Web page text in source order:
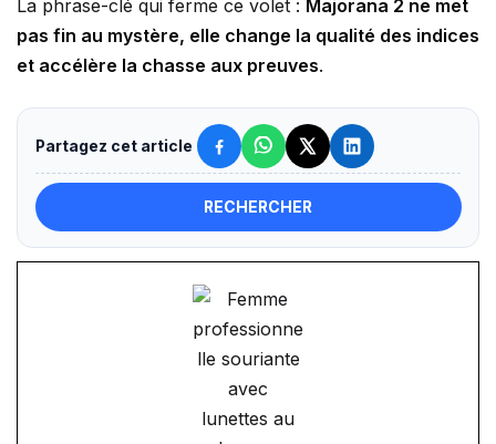
La phrase-clé qui ferme ce volet : Majorana 2 ne met
pas fin au mystère, elle change la qualité des indices
et accélère la chasse aux preuves.
Partagez cet article
RECHERCHER